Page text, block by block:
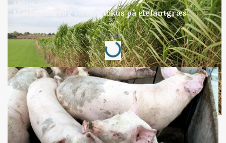
ARRANGEMENT
Markvandring sætter fokus på elefantgræs
Annonce
Loading...